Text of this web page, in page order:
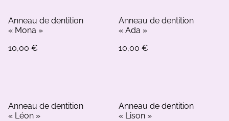
Anneau de dentition
« Mona »
10,00 €
Anneau de dentition
« Ada »
10,00 €
Anneau de dentition
« Léon »
Anneau de dentition
« Lison »